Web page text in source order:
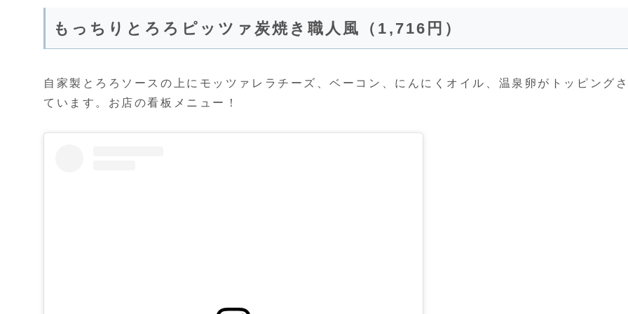
もっちりとろろピッツァ炭焼き職人風（1,716円）
自家製とろろソースの上にモッツァレラチーズ、ベーコン、にんにくオイル、温泉卵がトッピング
ています。お店の看板メニュー！